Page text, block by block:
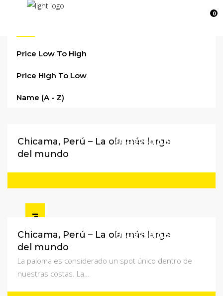
0
Price Low To High
Price High To Low
Name (a - Z)
Chicama, Perú – La ola más larga
del mundo
USD2290 USD1890
Precio promocional
Chicama, Perú – La ola más larga
del mundo
USD2290 USD1890
La paloma es considerado un spot único dentro de
nuestras costas. La…